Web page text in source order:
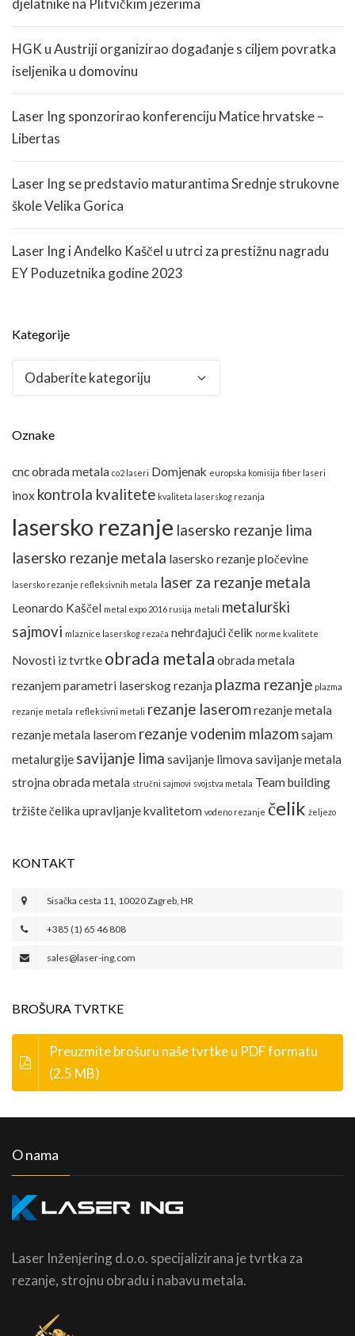
djelatnike na Plitvičkim jezerima
HGK u Austriji organizirao događanje s ciljem povratka
iseljenika u domovinu
Laser Ing sponzorirao konferenciju Matice hrvatske –
Libertas
Laser Ing se predstavio maturantima Srednje strukovne
škole Velika Gorica
Laser Ing i Anđelko Kaščel u utrci za prestižnu nagradu
EY Poduzetnika godine 2023
Kategorije
Kategorije
Oznake
cnc obrada metala co2 laseri Domjenak europska komisija fiber laseri
inox kontrola kvalitete kvaliteta laserskog rezanja
lasersko rezanje lasersko rezanje lima
lasersko rezanje metala lasersko rezanje pločevine
lasersko rezanje refleksivnih metala laser za rezanje metala
Leonardo Kaščel metal expo 2016 rusija metali metalurški
sajmovi mlaznice laserskog rezača nehrđajući čelik norme kvalitete
Novosti iz tvrtke obrada metala obrada metala
rezanjem parametri laserskog rezanja plazma rezanje plazma
rezanje metala refleksivni metali rezanje laseromrezanje metala
rezanje metala laserom rezanje vodenim mlazomsajam
metalurgije savijanje lima savijanje limova savijanje metala
strojna obrada metala stručni sajmovi svojstva metala Team building
tržište čelika upravljanje kvalitetom vodeno rezanje čelik željezo
KONTAKT
Sisačka cesta 11, 10020 Zagreb, HR
+385 (1) 65 46 808
sales@laser-ing.com
BROŠURA TVRTKE
Preuzmite brošuru naše tvrtke u PDF formatu
(2.5 MB)
O nama
Laser Inženjering d.o.o. specijalizirana je tvrtka za
rezanje, strojnu obradu i nabavu metala.